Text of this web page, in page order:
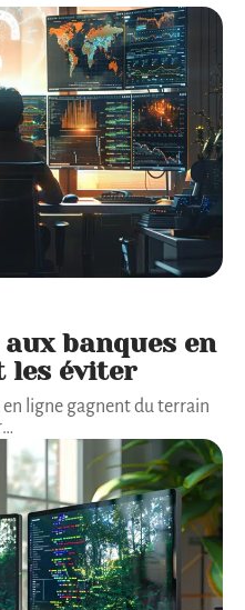
banques en
les éviter
ligne gagnent du terrain
…